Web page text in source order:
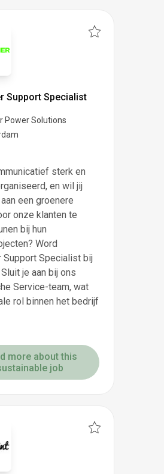
Support Specialist
Power Solutions
sterk en
en wil jij
een groenere
onze klanten te
bij hun
Word
Support Specialist bij
je aan bij ons
Service-team, wat
rol binnen het bedrijf
more about this
job